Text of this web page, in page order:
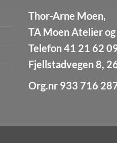
Thor-Arne Moen,
TA Moen Atelier
Telefon 41 21 62
Fjellstadvegen 8,
Org.nr 933 716